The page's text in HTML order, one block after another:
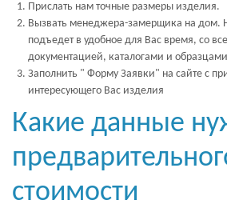
Прислать нам точные размеры изделия.
Вызвать менеджера-замерщика на дом.
подъедет в удобное для Вас время, со
документацией, каталогами и
Заполнить " Форму Заявки" на сайте с
интересующего Вас изделия
Какие данные
стоимости